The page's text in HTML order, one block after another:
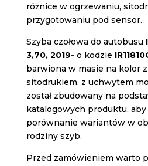
różnice w ogrzewaniu,
przygotowaniu pod sensor.
Szyba czołowa do autobusu
3,70, 2019- o kodzie
barwiona w masie na kolor
sitodrukiem, z uchwytem
został zbudowany na
katalogowych produktu,
porównanie wariantów w
rodziny szyb.
Przed zamówieniem warto